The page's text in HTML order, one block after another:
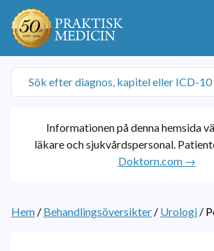
Informationen på denna hemsida
läkare och sjukvårdspersonal.
Doktorn.com →
Hem / Behandlingsöversikter / Urologi /